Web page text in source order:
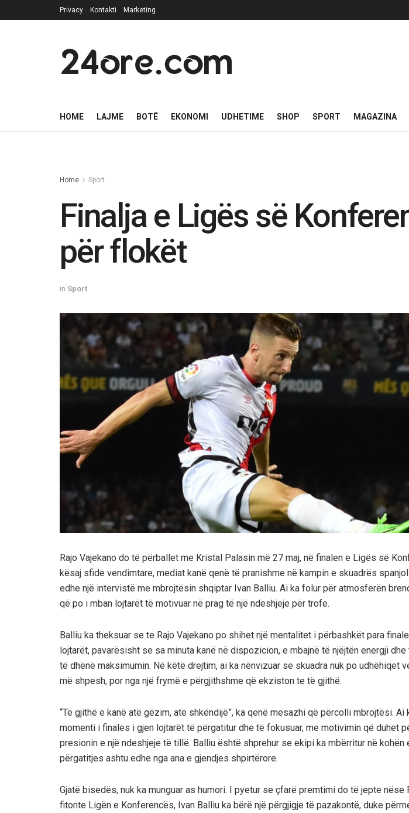
Privacy Kontakti Marketing
24ore.com
HOME LAJME BOTË EKONOMI UDHETIME SHOP SPORT MAGAZINA
Home Sport
Finalja e Ligës së
për flokët
in Sport
Rajo Vajekano do të përballet me Kristal Palasin më 27 maj, në finalen e Ligës së
kësaj sfide vendimtare, mediat kanë qenë të pranishme në kampin e skuadrës
edhe një intervistë me mbrojtësin shqiptar Ivan Balliu. Ai ka folur për atmosferën
që po i mban lojtarët të motivuar në prag të një ndeshjeje për trofe.
Balliu ka theksuar se te Rajo Vajekano po shihet një mentalitet i përbashkët para
lojtarët, pavarësisht se sa minuta kanë në dispozicion, e mbajnë të njëjtën energji
të dhënë maksimumin. Në këtë drejtim, ai ka nënvizuar se skuadra nuk po udhëhiqet
më shpesh, por nga një frymë e përgjithshme që ekziston te të gjithë.
“Të gjithë e kanë atë gëzim, atë shkëndijë”, ka qenë mesazhi që përcolli mbrojtësi. Ai
momenti i finales i gjen lojtarët të përgatitur dhe të fokusuar, me motivimin që duhet
presionin e një ndeshjeje të tillë. Balliu është shprehur se ekipi ka mbërritur në kohën
përgatitjes ashtu edhe nga ana e gjendjes shpirtërore.
Gjatë bisedës, nuk ka munguar as humori. I pyetur se çfarë premtimi do të jepte nëse
fitonte Ligën e Konferencës, Ivan Balliu ka bërë një përgjigje të pazakontë, duke